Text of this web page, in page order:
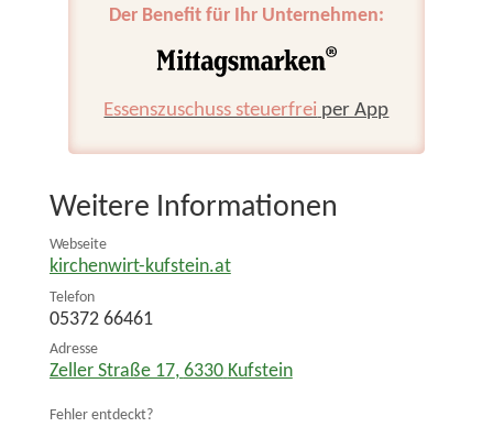
Der Benefit für Ihr Unternehmen:
Essenszuschuss steuerfrei per App
Weitere Informationen
Webseite
kirchenwirt-kufstein.at
Telefon
05372 66461
Adresse
Zeller Straße 17, 6330 Kufstein
Fehler entdeckt?